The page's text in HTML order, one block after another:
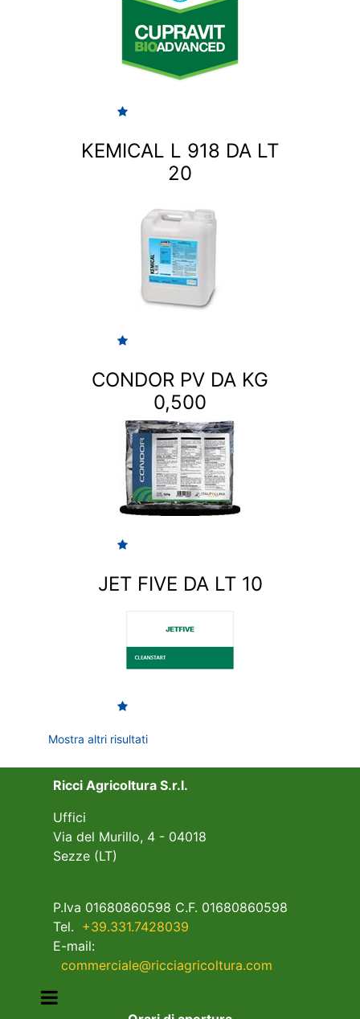
KEMICAL L 918 DA LT
20
CONDOR PV DA KG
0,500
JET FIVE DA LT 10
Mostra altri risultati
Ricci Agricoltura S.r.l.
Uffici
Via del Murillo, 4 - 04018
Sezze (LT)
P.Iva 01680860598 C.F. 01680860598
Tel. +39.331.7428039
E-mail:
commerciale@ricciagricoltura.com
Open menu